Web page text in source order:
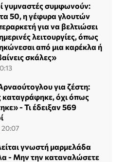
γυμναστές συμφωνούν:
50, η γέφυρα γλουτών
για να βελτιώσει
λειτουργίες, όπως
από μια καρέκλα ή
σκάλες»
για ζέστη:
όχι όπως
- Τι έδειξαν 569
20:07
γνωστή μαρμελάδα
- Μην την καταναλώσετε